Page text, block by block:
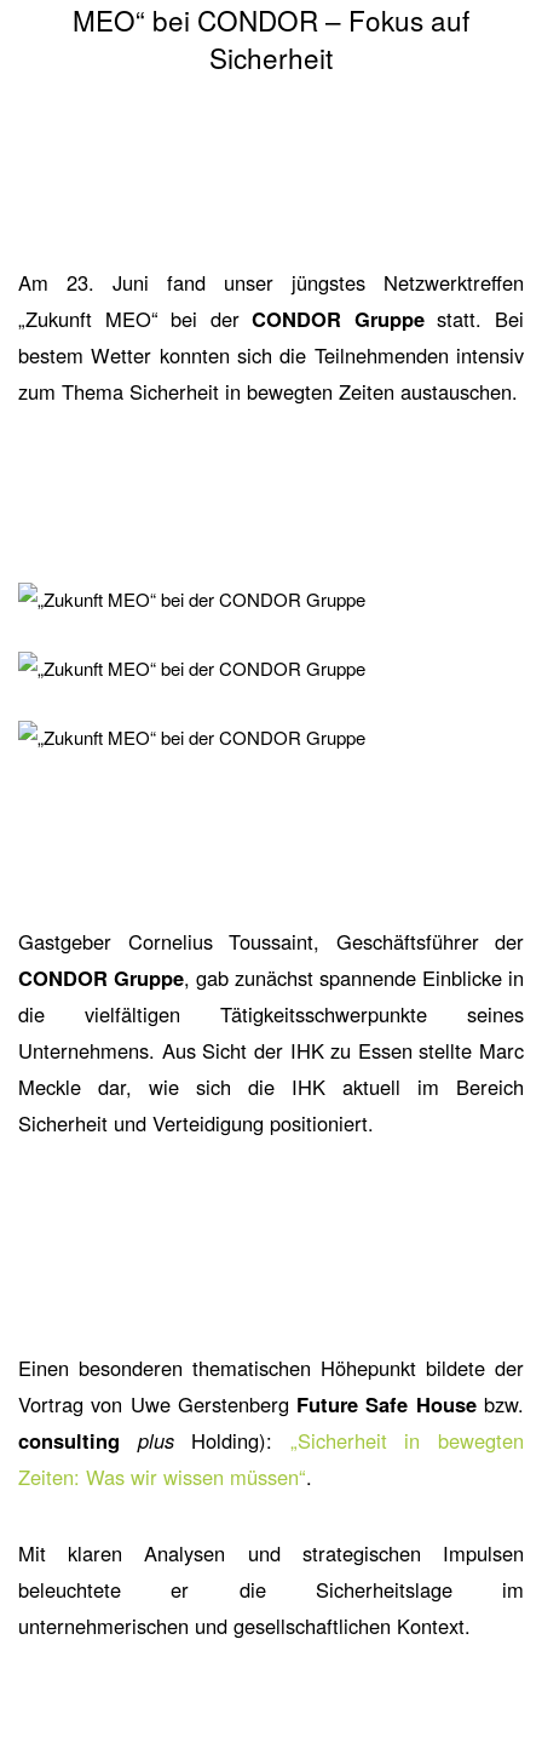
MEO“ bei CONDOR – Fokus auf
Sicherheit
Am 23. Juni fand unser jüngstes Netzwerktreffen
„Zukunft MEO“ bei derCONDOR Gruppestatt. Bei
bestem Wetter konnten sich die Teilnehmenden intensiv
zum Thema Sicherheit in bewegten Zeiten austauschen.
Gastgeber Cornelius Toussaint, Geschäftsführer der
CONDOR Gruppe, gab zunächst spannende Einblicke in
die vielfältigen Tätigkeitsschwerpunkte seines
Unternehmens. Aus Sicht der IHK zu Essen stellte Marc
Meckle dar, wie sich die IHK aktuell im Bereich
Sicherheit und Verteidigung positioniert.
Einen besonderen thematischen Höhepunkt bildete der
Vortrag von Uwe Gerstenberg Future Safe Housebzw.
consulting
plusHolding): „Sicherheit in bewegten
Zeiten: Was wir wissen müssen“.
Mit klaren Analysen und strategischen Impulsen
beleuchtete er die Sicherheitslage im
unternehmerischen und gesellschaftlichen Kontext.